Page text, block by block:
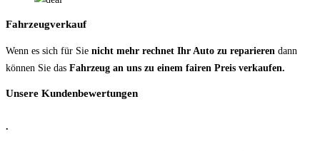
Fahrzeugverkauf
Wenn es sich für Sie nicht mehr rechnet Ihr Auto zu reparieren dann
können Sie das Fahrzeug an uns zu einem fairen Preis verkaufen.
Unsere Kundenbewertungen
.